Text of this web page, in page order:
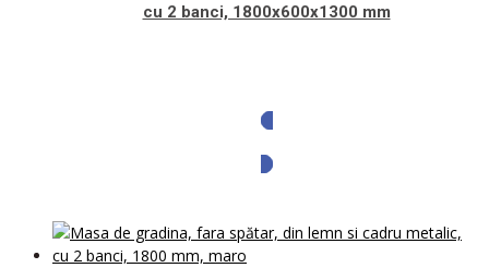
cu 2 banci, 1800x600x1300 mm